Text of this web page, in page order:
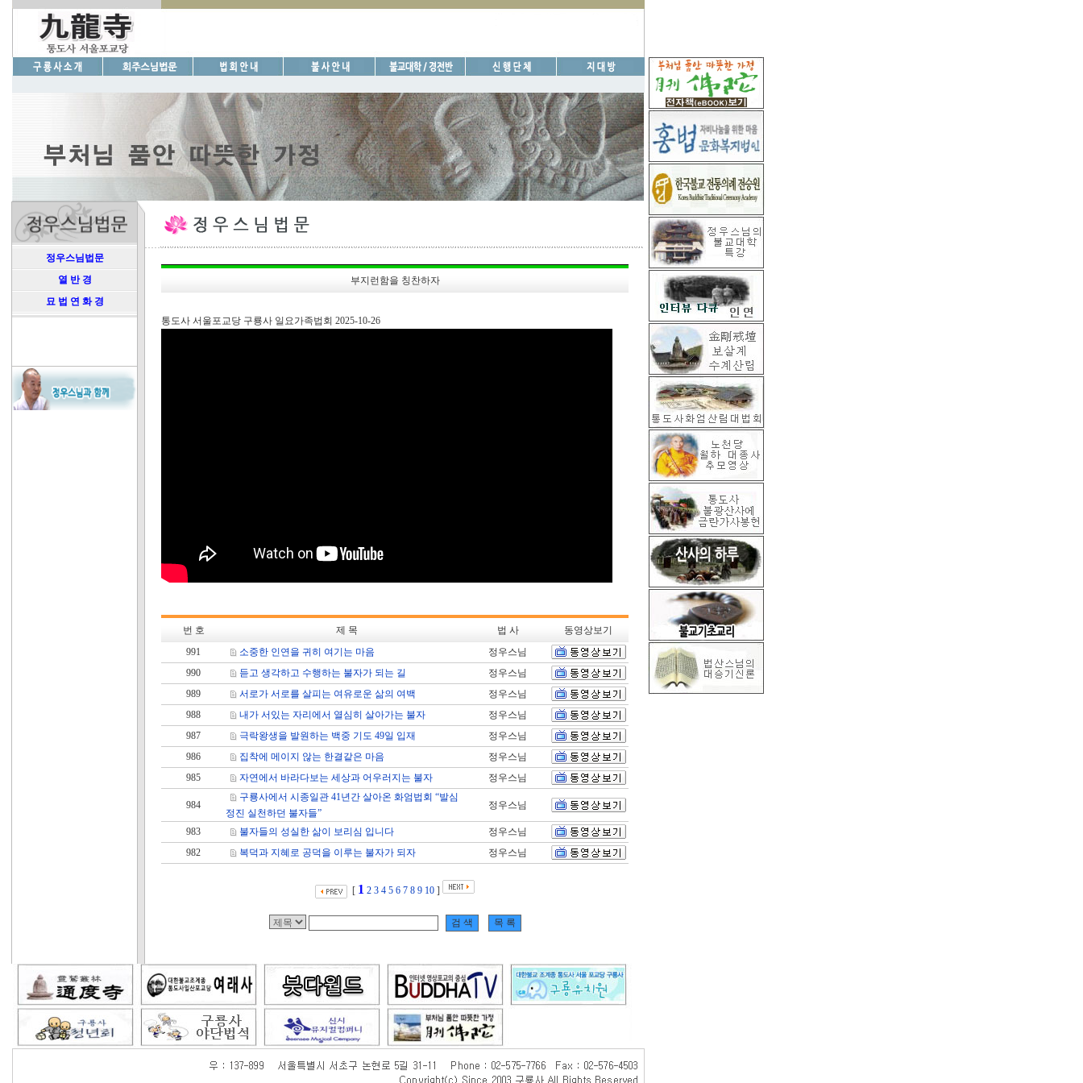
정우스님법문
열 반 경
묘 법 연 화 경
부지런함을 칭찬하자
통도사 서울포교당 구룡사 일요가족법회 2025-10-26
번 호 제 목 법 사
동영상보기
991
소중한 인연을 귀히 여기는 마음
정우스님
990
듣고 생각하고 수행하는 불자가 되는 길
정우스님
989
서로가 서로를 살피는 여유로운 삶의 여백
정우스님
988
내가 서있는 자리에서 열심히 살아가는 불자
정우스님
987
극락왕생을 발원하는 백중 기도 49일 입재
정우스님
986
집착에 메이지 않는 한결같은 마음
정우스님
985
자연에서 바라다보는 세상과 어우러지는 불자 정우스님
984
구룡사에서 시종일관 41년간 살아온 화엄법회 “발심
정진 실천하던 불자들”
정우스님
983 불자들의 성실한 삶이 보리심 입니다
정우스님
982
복덕과 지혜로 공덕을 이루는 불자가 되자 정우스님
[ 1 2 3 4 5 6 7 8 9 10 ]